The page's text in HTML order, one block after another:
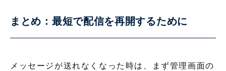
まとめ：最短で配信を再開するために
メッセージが送れなくなった時は、まず管理画面の